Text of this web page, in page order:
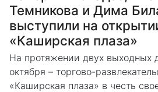
Темникова и Дима
выступили на
«Каширская плаза»
На протяжении двух выходных
октября – торгово-
«Каширская плаза» в честь